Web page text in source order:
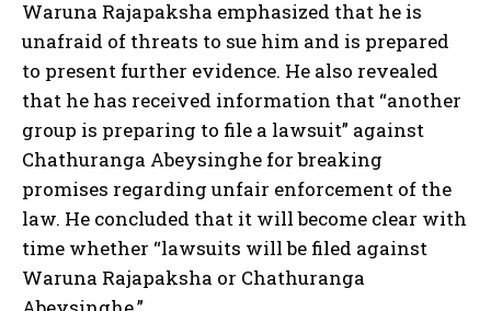
Waruna Rajapaksha emphasized that he is
unafraid of threats to sue him and is prepared
to present further evidence. He also revealed
that he has received information that “another
group is preparing to file a lawsuit” against
Chathuranga Abeysinghe for breaking
promises regarding unfair enforcement of the
law. He concluded that it will become clear with
time whether “lawsuits will be filed against
Waruna Rajapaksha or Chathuranga